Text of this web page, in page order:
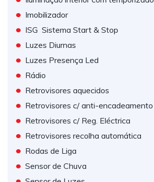
• Imobilizador
• ISG  Sistema Start & Stop
• Luzes Diurnas
• Luzes Presença Led
• Rádio
• Retrovisores aquecidos
• Retrovisores c/ anti-encadeamento
• Retrovisores c/ Reg. Eléctrica
• Retrovisores recolha automática
• Rodas de Liga
• Sensor de Chuva